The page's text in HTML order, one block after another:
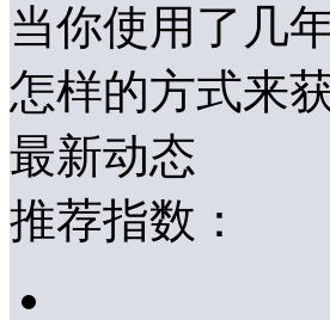
当你使用了几
怎样的方式来
最新动态
推荐指数：